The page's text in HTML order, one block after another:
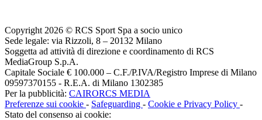
Copyright 2026 © RCS Sport Spa a socio unico
Sede legale: via Rizzoli, 8 – 20132 Milano
Soggetta ad attività di direzione e coordinamento di RCS
MediaGroup S.p.A.
Capitale Sociale € 100.000 – C.F./P.IVA/Registro Imprese di Milano
09597370155 - R.E.A. di Milano 1302385
Per la pubblicità: CAIRORCS MEDIA
Preferenze sui cookie - Safeguarding - Cookie e Privacy Policy -
Stato del consenso ai cookie: